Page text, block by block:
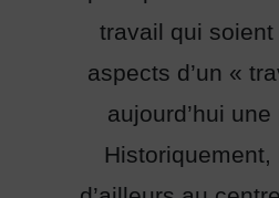
travail qui
aspects d’un «
aujourd’hui